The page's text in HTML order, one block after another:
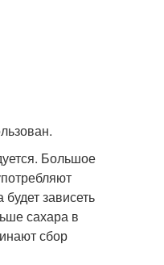
Большое
зависеть
сахара в
сбор